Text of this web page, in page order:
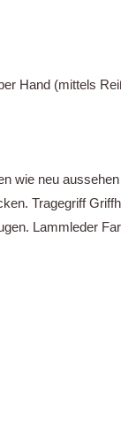
Hand (mittels
wie neu
Tragegriff
Lammleder